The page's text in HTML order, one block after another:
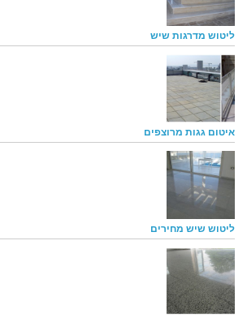
ליטוש מדרגות שיש
איטום גגות מרוצפים
ליטוש שיש מחירים